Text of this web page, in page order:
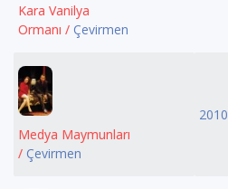
Kara Vanilya
Ormanı / Çevirmen
Medya Maymunları
/ Çevirmen
2010